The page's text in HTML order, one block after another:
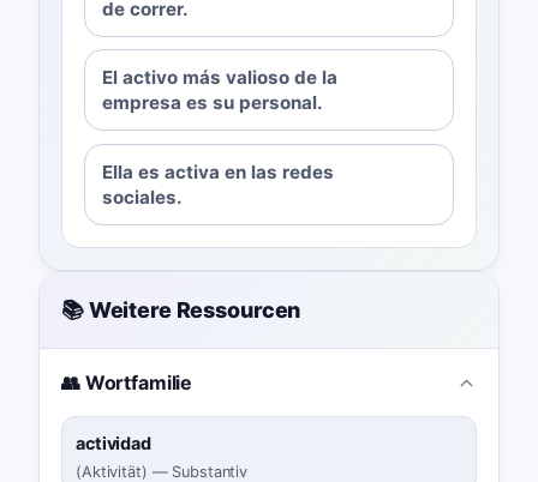
de correr.
El activo más valioso de la
empresa es su personal.
Ella es activa en las redes
sociales.
📚 Weitere Ressourcen
👥 Wortfamilie
actividad
(Aktivität) — Substantiv